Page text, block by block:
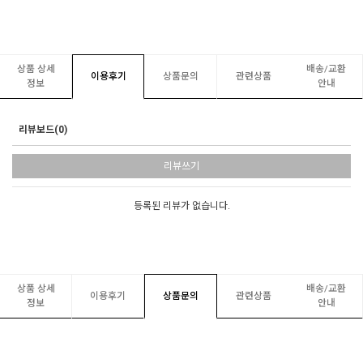
상품 상세
정보
이용후기 상품문의 관련상품
배송/교환
안내
리뷰보드(0)
리뷰쓰기
등록된 리뷰가 없습니다.
상품 상세
정보
이용후기 상품문의 관련상품
배송/교환
안내